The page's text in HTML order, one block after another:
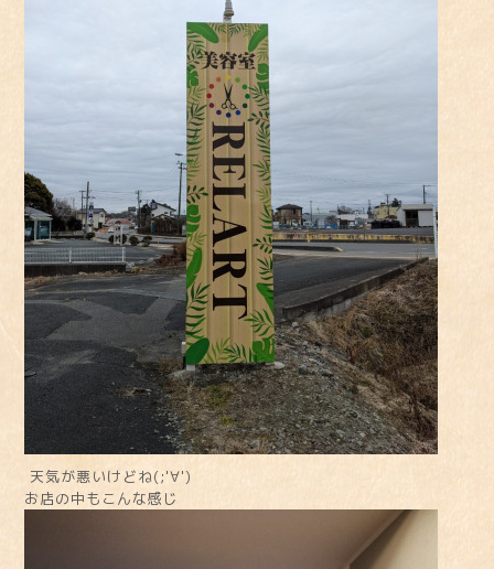
天気が悪いけどね(;'∀')
お店の中もこんな感じ